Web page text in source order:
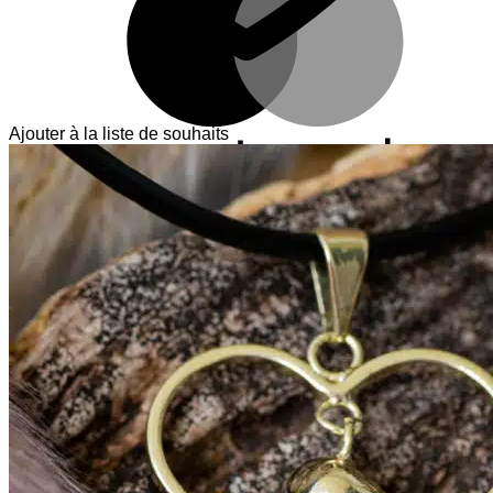
Ajouter à la liste de souhaits